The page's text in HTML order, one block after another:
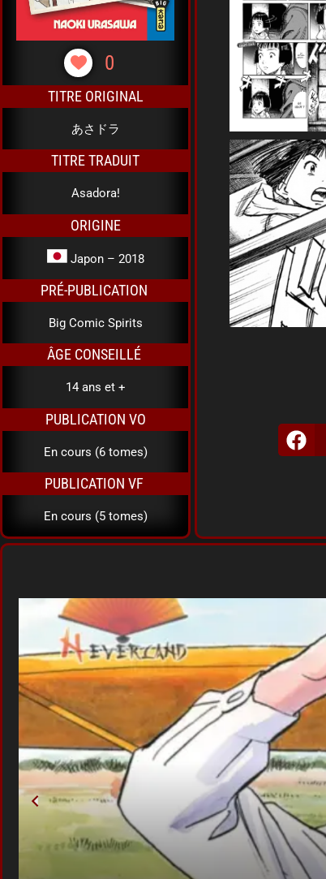
0
TITRE ORIGINAL
あさドラ
TITRE TRADUIT
Asadora!
ORIGINE
Japon – 2018
PRÉ-PUBLICATION
Big Comic Spirits
ÂGE CONSEILLÉ
14 ans et +
PUBLICATION VO
En cours (6 tomes)
PUBLICATION VF
En cours (5 tomes)